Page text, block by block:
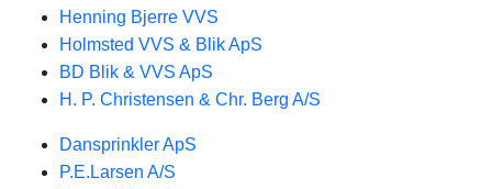
Henning Bjerre VVS
Holmsted VVS & Blik ApS
BD Blik & VVS ApS
H. P. Christensen & Chr. Berg A/S
Dansprinkler ApS
P.E.Larsen A/S